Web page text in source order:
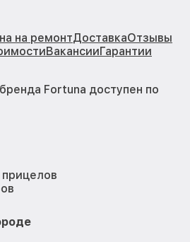
на ремонтДоставкаОтзывы
ВакансииГарантии
Fortuna доступен по